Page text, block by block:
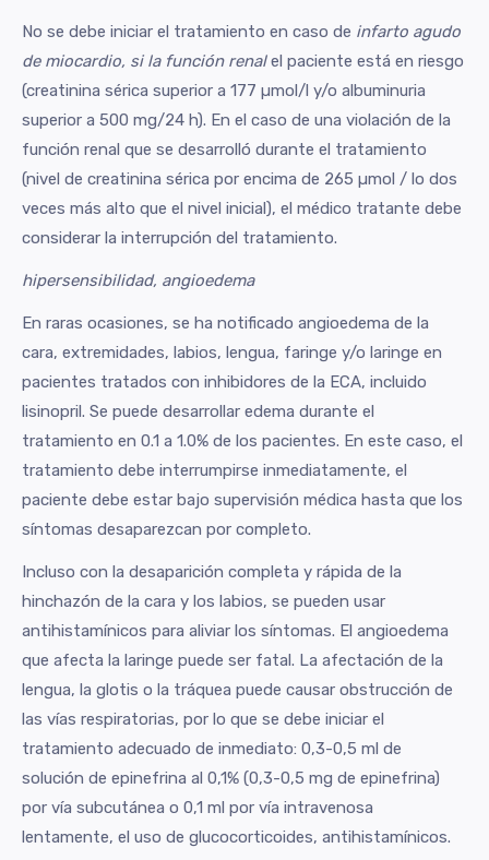
No se debe iniciar el tratamiento en caso de infarto agudo
de miocardio, si la función renalel paciente está en riesgo
(creatinina sérica superior a 177 µmol/l y/o albuminuria
superior a 500 mg/24 h). En el caso de una violación de la
función renal que se desarrolló durante el tratamiento
(nivel de creatinina sérica por encima de 265 µmol / lo dos
veces más alto que el nivel inicial), el médico tratante debe
considerar la interrupción del tratamiento.
hipersensibilidad, angioedema
En raras ocasiones, se ha notificado angioedema de la
cara, extremidades, labios, lengua, faringe y/o laringe en
pacientes tratados con inhibidores de la ECA, incluido
lisinopril. Se puede desarrollar edema durante el
tratamiento en 0.1 a 1.0% de los pacientes. En este caso, el
tratamiento debe interrumpirse inmediatamente, el
paciente debe estar bajo supervisión médica hasta que los
síntomas desaparezcan por completo.
Incluso con la desaparición completa y rápida de la
hinchazón de la cara y los labios, se pueden usar
antihistamínicos para aliviar los síntomas. El angioedema
que afecta la laringe puede ser fatal. La afectación de la
lengua, la glotis o la tráquea puede causar obstrucción de
las vías respiratorias, por lo que se debe iniciar el
tratamiento adecuado de inmediato: 0,3-0,5 ml de
solución de epinefrina al 0,1% (0,3-0,5 mg de epinefrina)
por vía subcutánea o 0,1 ml por vía intravenosa
lentamente, el uso de glucocorticoides, antihistamínicos.